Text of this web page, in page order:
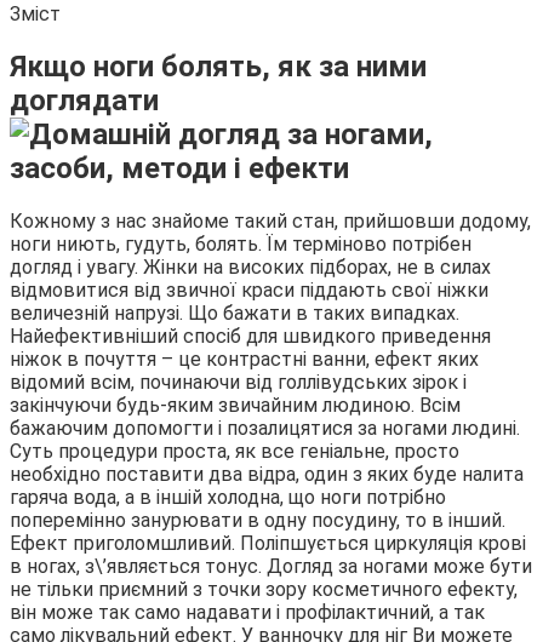
Зміст
Якщо ноги болять, як за ними
доглядати
Кожному з нас знайоме такий стан, прийшовши додому,
ноги ниють, гудуть, болять. Їм терміново потрібен
догляд і увагу. Жінки на високих підборах, не в силах
відмовитися від звичної краси піддають свої ніжки
величезній напрузі. Що бажати в таких випадках.
Найефективніший спосіб для швидкого приведення
ніжок в почуття – це контрастні ванни, ефект яких
відомий всім, починаючи від голлівудських зірок і
закінчуючи будь-яким звичайним людиною. Всім
бажаючим допомогти і позалицятися за ногами людині.
Суть процедури проста, як все геніальне, просто
необхідно поставити два відра, один з яких буде налита
гаряча вода, а в іншій холодна, що ноги потрібно
поперемінно занурювати в одну посудину, то в інший.
Ефект приголомшливий. Поліпшується циркуляція крові
в ногах, з\’являється тонус. Догляд за ногами може бути
не тільки приємний з точки зору косметичного ефекту,
він може так само надавати і профілактичний, а так
само лікувальний ефект. У ванночку для ніг Ви можете